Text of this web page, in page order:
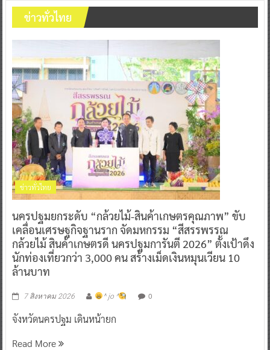
ข่าวทั่วไทย
ข่าวทั่วไทย
นครปฐมยกระดับ “กล้วยไม้-สินค้าเกษตรคุณภาพ” ขับ
เคลื่อนเศรษฐกิจฐานราก จัดมหกรรม “สีสรรพรรณ
กล้วยไม้ สินค้าเกษตรดี นครปฐมการันตี 2026” ตั้งเป้าดึง
นักท่องเที่ยวกว่า 3,000 คน สร้างเม็ดเงินหมุนเวียน 10
ล้านบาท
7 สิงหาคม 2026 ^ jo ^ 0
จังหวัดนครปฐม เดินหน้ายก
Read More